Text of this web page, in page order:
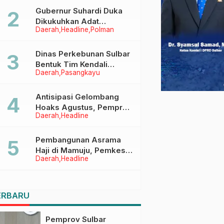
Menggapai Cita-Cita
Daerah Headline Polman
Gubernur Suhardi Duka
Dikukuhkan Adat
Balanipa, Raih Gelar Sulo
Daerah Pasangkayu
Dinas Perkebunan Sulbar
Bentuk Tim Kendali
Internal ICS untuk Dukung
di Pasangkayu
Daerah Headline
Antisipasi Gelombang
Hoaks Agustus, Pemprov
Sulbar Ajak Warga Jaga
Daerah Headline
Pembangunan Asrama
Haji di Mamuju, Pemkesra
dan Kementerian Haji
Pemprov Sulbar